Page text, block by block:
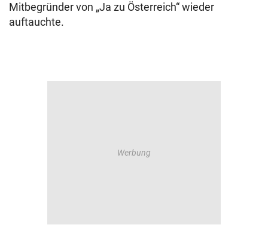
Mitbegründer von „Ja zu Österreich“ wieder
auftauchte.